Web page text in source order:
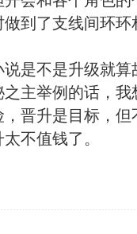
到了支线间环环
是不是升级就
主举例的话，
晋升是目标，
不值钱了。